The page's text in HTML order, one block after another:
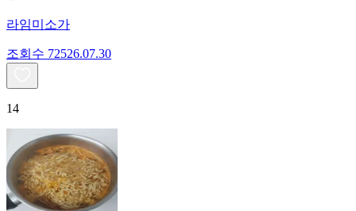
라임미소가
조회수 72526.07.30
14